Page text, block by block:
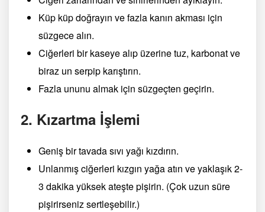
Küp küp doğrayın ve fazla kanın akması için
süzgece alın.
Ciğerleri bir kaseye alıp üzerine tuz, karbonat ve
biraz un serpip karıştırın.
Fazla ununu almak için süzgeçten geçirin.
2. Kızartma İşlemi
Geniş bir tavada sıvı yağı kızdırın.
Unlanmış ciğerleri kızgın yağa atın ve yaklaşık 2-
3 dakika yüksek ateşte pişirin. (Çok uzun süre
pişirirseniz sertleşebilir.)